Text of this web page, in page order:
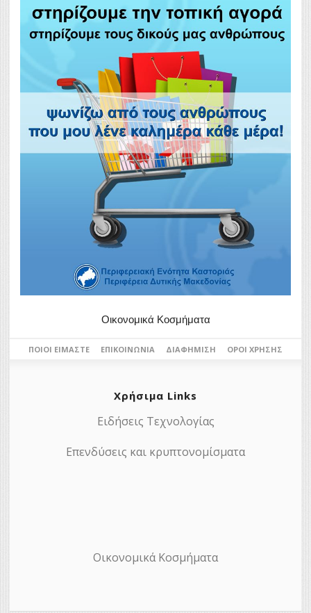
Οικονομικά Κοσμήματα
ΠΟΙΟΙ ΕΊΜΑΣΤΕ ΕΠΙΚΟΙΝΩΝΊΑ ΔΙΑΦΉΜΙΣΗ ΌΡΟΙ ΧΡΉΣΗΣ
Χρήσιμα Links
Ειδήσεις Τεχνολογίας
Επενδύσεις και κρυπτονομίσματα
Οικονομικά Κοσμήματα